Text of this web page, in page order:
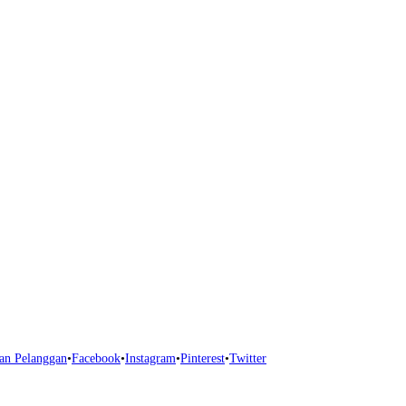
Pelanggan•Facebook•Instagram•Pinterest•Twitter